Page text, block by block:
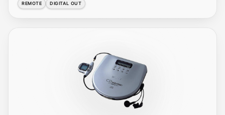
REMOTE DIGITAL OUT